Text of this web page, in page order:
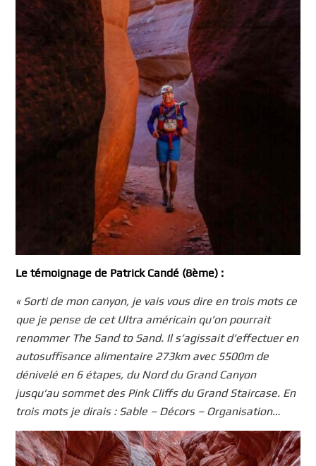
Le témoignage de Patrick Candé (8ème) :
« Sorti de mon canyon, je vais vous dire en trois mots ce
que je pense de cet Ultra américain qu’on pourrait
renommer The Sand to Sand. Il s’agissait d’effectuer en
autosuffisance alimentaire 273km avec 5500m de
dénivelé en 6 étapes, du Nord du Grand Canyon
jusqu’au sommet des Pink Cliffs du Grand Staircase. En
trois mots je dirais : Sable – Décors – Organisation…